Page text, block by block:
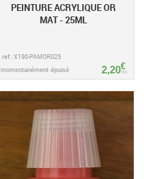
PEINTURE ACRYLIQUE OR
MAT - 25ML
ref : X190-PAMOR025
2,20€
TTC
momentanément épuisé